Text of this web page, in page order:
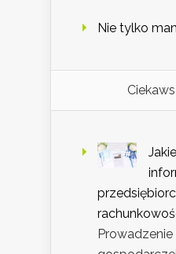
Nie tylko
Prowadzenie